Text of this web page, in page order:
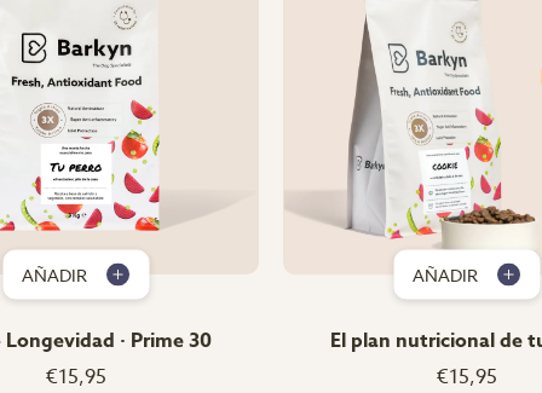
AÑADIR
· Prime 30
€15,95
AÑADIR
El plan nutricional de
€15,95